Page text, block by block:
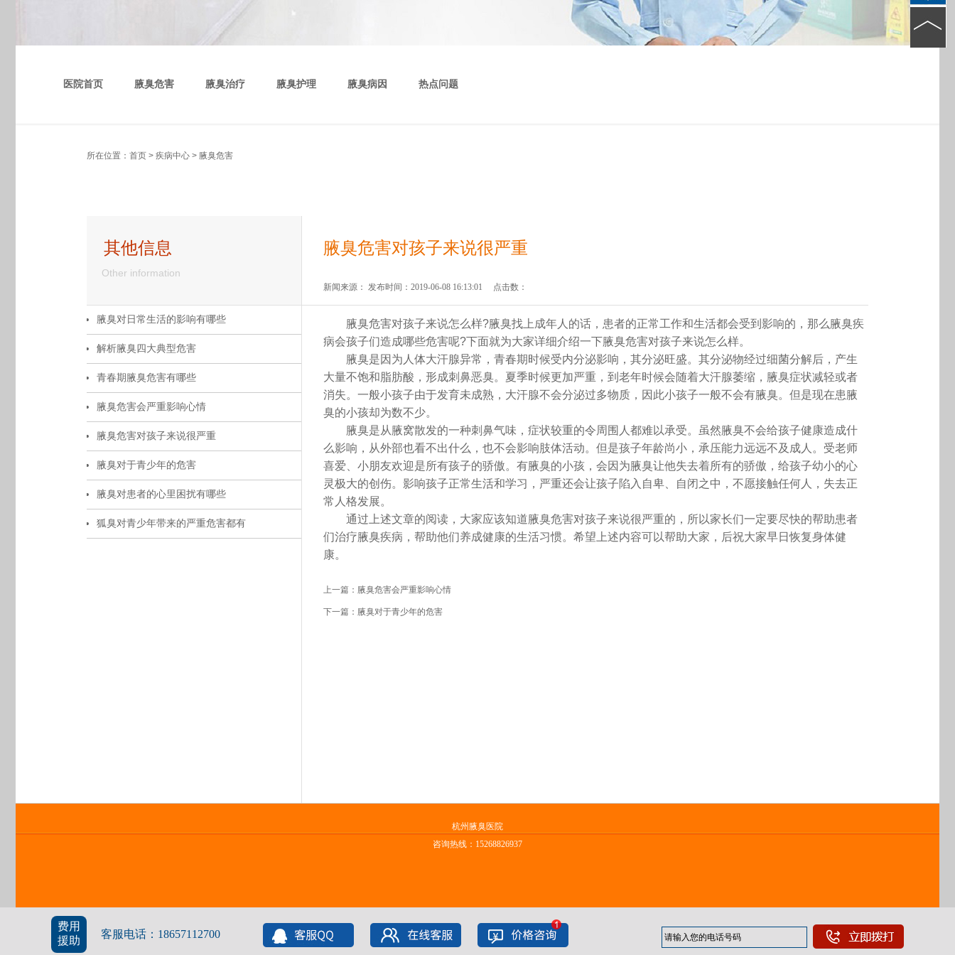
费用
援助
客服电话：18657112700
医院首页 腋臭危害 腋臭治疗 腋臭护理 腋臭病因 热点问题
所在位置： 首页 > 疾病中心 > 腋臭危害
其他信息
Other information
腋臭危害对孩子来说很严重
新闻来源： 发布时间：2019-06-08 16:13:01 点击数：
腋臭对日常生活的影响有哪些
解析腋臭四大典型危害
青春期腋臭危害有哪些
腋臭危害会严重影响心情
腋臭危害对孩子来说很严重
腋臭对于青少年的危害
腋臭对患者的心里困扰有哪些
狐臭对青少年带来的严重危害都有
腋臭危害对孩子来说怎么样?腋臭找上成年人的话，患者的正常工作和生活都会受到影响的，那么腋臭疾
病会孩子们造成哪些危害呢?下面就为大家详细介绍一下腋臭危害对孩子来说怎么样。
腋臭是因为人体大汗腺异常，青春期时候受内分泌影响，其分泌旺盛。其分泌物经过细菌分解后，产生
大量不饱和脂肪酸，形成刺鼻恶臭。夏季时候更加严重，到老年时候会随着大汗腺萎缩，腋臭症状减轻或者
消失。一般小孩子由于发育未成熟，大汗腺不会分泌过多物质，因此小孩子一般不会有腋臭。但是现在患腋
臭的小孩却为数不少。
腋臭是从腋窝散发的一种刺鼻气味，症状较重的令周围人都难以承受。虽然腋臭不会给孩子健康造成什
么影响，从外部也看不出什么，也不会影响肢体活动。但是孩子年龄尚小，承压能力远远不及成人。受老师
喜爱、小朋友欢迎是所有孩子的骄傲。有腋臭的小孩，会因为腋臭让他失去着所有的骄傲，给孩子幼小的心
灵极大的创伤。影响孩子正常生活和学习，严重还会让孩子陷入自卑、自闭之中，不愿接触任何人，失去正
常人格发展。
通过上述文章的阅读，大家应该知道腋臭危害对孩子来说很严重的，所以家长们一定要尽快的帮助患者
们治疗腋臭疾病，帮助他们养成健康的生活习惯。希望上述内容可以帮助大家，后祝大家早日恢复身体健
康。
上一篇： 腋臭危害会严重影响心情
下一篇： 腋臭对于青少年的危害
杭州腋臭医院
咨询热线：15268826937